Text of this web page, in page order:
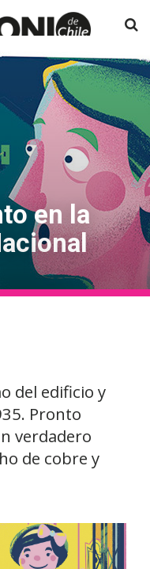
en la
del edificio y
Pronto
verdadero
de cobre y